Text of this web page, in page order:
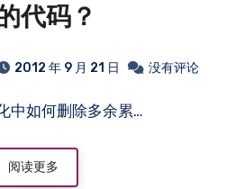
代码？
2012 年 9 月 21 日 没有评论
化中如何删除多余累…
阅读更多